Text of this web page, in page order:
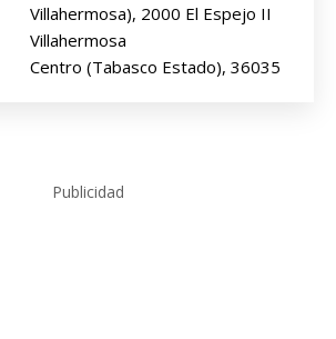
Villahermosa), 2000 El Espejo II
Villahermosa
Centro (Tabasco Estado), 36035
Publicidad